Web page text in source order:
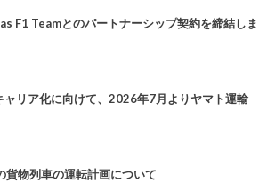
F1 Teamとのパートナーシップ契約を締結しま
ャリア化に向けて、2026年7月よりヤマト運輸
貨物列車の運転計画について